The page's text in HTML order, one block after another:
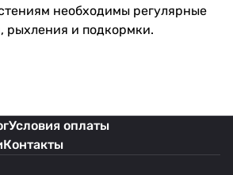
необходимы регулярные
рыхления и подкормки.
Условия оплаты
Контакты